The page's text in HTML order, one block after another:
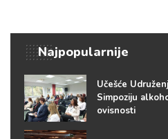
Najpopularnije
Učešće
Simpoziju
ovisnosti